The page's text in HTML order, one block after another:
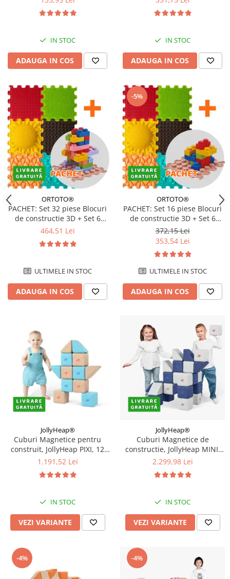
IN STOC
ADAUGA IN COS
IN STOC
ADAUGA IN COS
ORTOTO®
PACHET: Set 32 piese Blocuri
de constructie 3D + Set 6
Covorase ortopedice si
464,51 Lei
ULTIMELE IN STOC
ADAUGA IN COS
-5%
ORTOTO®
PACHET: Set 16 piese Blocuri
de constructie 3D + Set 6
Covorase tip puzzle
372,15 Lei
353,54 Lei
ULTIMELE IN STOC
ADAUGA IN COS
JollyHeap®
Cuburi Magnetice pentru
construit, JollyHeap PIXI, 12
cuburi, Diverse Culori
1.191,52 Lei
IN STOC
VEZI VARIANTE
JollyHeap®
Cuburi Magnetice de
constructie, JollyHeap MINI,
24 cuburi, Diverse culori
2.299,98 Lei
IN STOC
VEZI VARIANTE
-4% -4%